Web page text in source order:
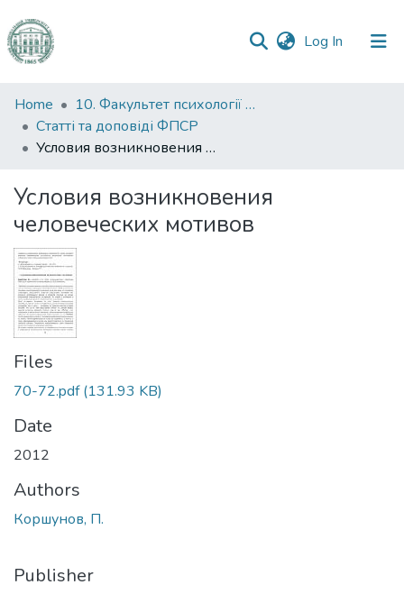
Log In (current)
Communities
&
Collections
Statistics
Home
10. Факультет психології та соціальної роботи
Статті та доповіді ФПСР
Условия возникновения человеческих мотивов
Условия возникновения
человеческих мотивов
Files
70-72.pdf(131.93 KB)
Date
2012
Authors
Коршунов, П.
Publisher